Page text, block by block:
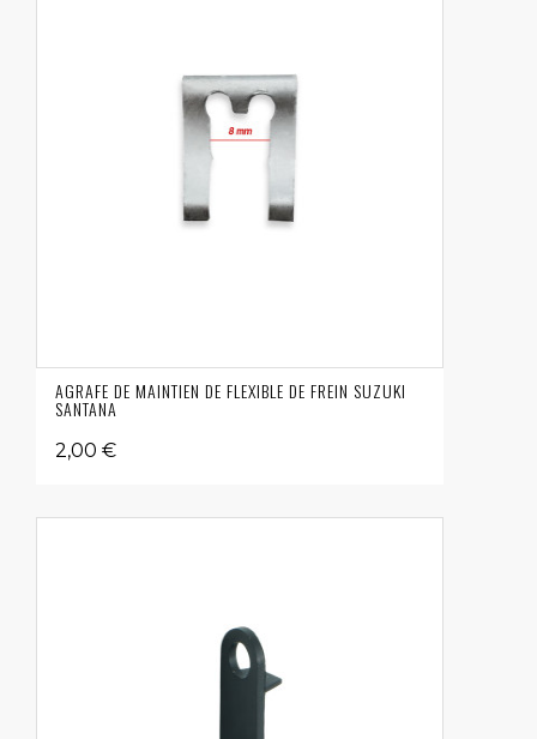
AGRAFE DE MAINTIEN DE FLEXIBLE DE FREIN SUZUKI
SANTANA
2,00 €